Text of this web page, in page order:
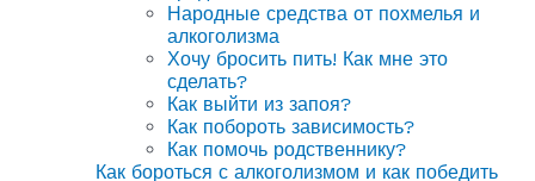
Народные средства от похмелья и
алкоголизма
Хочу бросить пить! Как мне это
сделать?
Как выйти из запоя?
Как побороть зависимость?
Как помочь родственнику?
Как бороться с алкоголизмом и как победить